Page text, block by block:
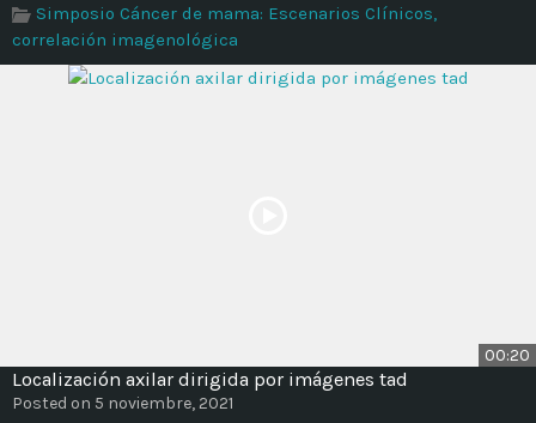
Simposio Cáncer de mama: Escenarios Clínicos,
correlación imagenológica
00:20
Localización axilar dirigida por imágenes tad
Posted on 5 noviembre, 2021